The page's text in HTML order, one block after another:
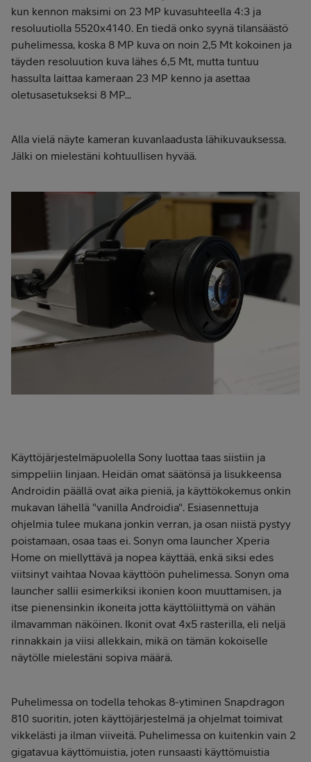
kun kennon maksimi on 23 MP kuvasuhteella 4:3 ja
resoluutiolla 5520x4140. En tiedä onko syynä tilansäästö
puhelimessa, koska 8 MP kuva on noin 2,5 Mt kokoinen ja
täyden resoluution kuva lähes 6,5 Mt, mutta tuntuu
hassulta laittaa kameraan 23 MP kenno ja asettaa
oletusasetukseksi 8 MP...
Alla vielä näyte kameran kuvanlaadusta lähikuvauksessa.
Jälki on mielestäni kohtuullisen hyvää.
Käyttöjärjestelmäpuolella Sony luottaa taas siistiin ja
simppeliin linjaan. Heidän omat säätönsä ja lisukkeensa
Androidin päällä ovat aika pieniä, ja käyttökokemus onkin
mukavan lähellä "vanilla Androidia". Esiasennettuja
ohjelmia tulee mukana jonkin verran, ja osan niistä pystyy
poistamaan, osaa taas ei. Sonyn oma launcher Xperia
Home on miellyttävä ja nopea käyttää, enkä siksi edes
viitsinyt vaihtaa Novaa käyttöön puhelimessa. Sonyn oma
launcher sallii esimerkiksi ikonien koon muuttamisen, ja
itse pienensinkin ikoneita jotta käyttöliittymä on vähän
ilmavamman näköinen. Ikonit ovat 4x5 rasterilla, eli neljä
rinnakkain ja viisi allekkain, mikä on tämän kokoiselle
näytölle mielestäni sopiva määrä.
Puhelimessa on todella tehokas 8-ytiminen Snapdragon
810 suoritin, joten käyttöjärjestelmä ja ohjelmat toimivat
vikkelästi ja ilman viiveitä. Puhelimessa on kuitenkin vain 2
gigatavua käyttömuistia, joten runsaasti käyttömuistia